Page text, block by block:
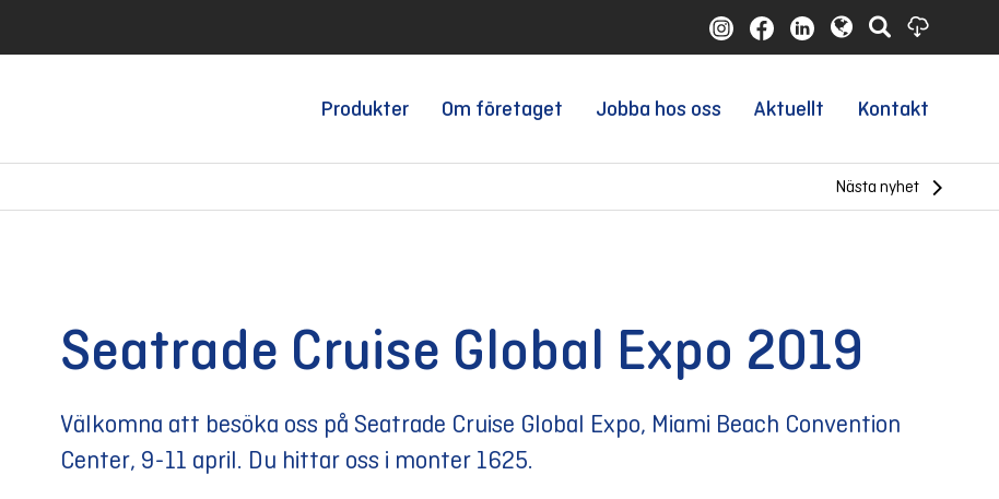
Produkter Om företaget Jobba hos oss Aktuellt Kontakt
Nästa nyhet
Seatrade Cruise Global Expo 2019
Välkomna att besöka oss på Seatrade Cruise Global Expo, Miami Beach Convention
Center, 9-11 april. Du hittar oss i monter 1625.